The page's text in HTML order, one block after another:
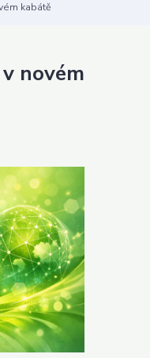
kabátě
novém